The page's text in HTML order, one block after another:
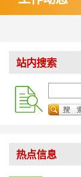
站内搜索
热点信息